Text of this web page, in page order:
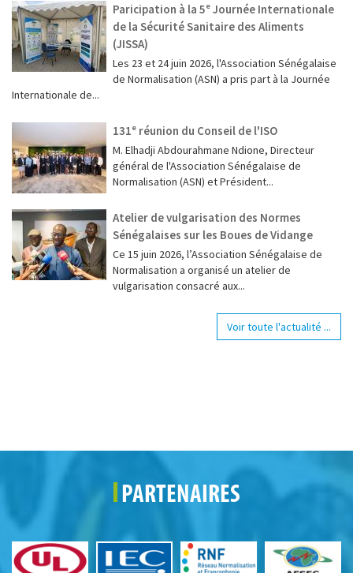
Paricipation à la 5ᵉ Journée Internationale
de la Sécurité Sanitaire des Aliments
(JISSA)
‎Les 23 et 24 juin 2026, l'Association Sénégalaise
de Normalisation (ASN) a pris part à la Journée
Internationale de...
131ᵉ réunion du Conseil de l'ISO
M. Elhadji Abdourahmane Ndione, Directeur
général de l'Association Sénégalaise de
Normalisation (ASN) et Président...
Atelier de vulgarisation des Normes
Sénégalaises sur les Boues de Vidange
Ce 15 juin 2026, l’Association Sénégalaise de
Normalisation a organisé un atelier de
vulgarisation consacré aux...
Voir toute l'actualité ...
PARTENAIRES